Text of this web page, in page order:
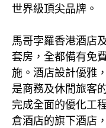
世界級頂尖品牌。
馬哥孛羅香港酒店
套房，全都備有免
施。酒店設計優雅
是商務及休閒旅客
完成全面的優化工
倉酒店的旗下酒店